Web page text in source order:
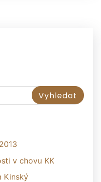
v chovu KK
Kinský